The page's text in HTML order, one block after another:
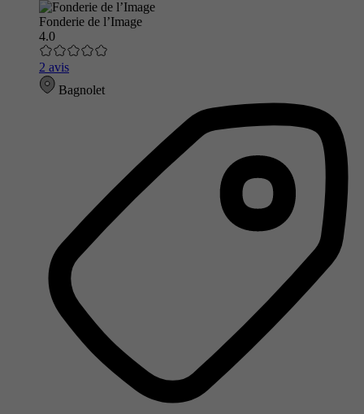
Fonderie de l’Image
4.0
2 avis
Bagnolet